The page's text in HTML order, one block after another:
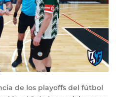
de los playoffs del fútbol